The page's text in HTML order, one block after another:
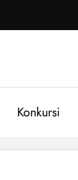
Konkursi